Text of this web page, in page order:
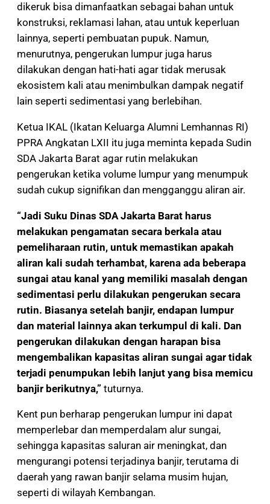
dikeruk bisa dimanfaatkan sebagai bahan untuk
konstruksi, reklamasi lahan, atau untuk keperluan
lainnya, seperti pembuatan pupuk. Namun,
menurutnya, pengerukan lumpur juga harus
dilakukan dengan hati-hati agar tidak merusak
ekosistem kali atau menimbulkan dampak negatif
lain seperti sedimentasi yang berlebihan.
Ketua IKAL (Ikatan Keluarga Alumni Lemhannas RI)
PPRA Angkatan LXII itu juga meminta kepada Sudin
SDA Jakarta Barat agar rutin melakukan
pengerukan ketika volume lumpur yang menumpuk
sudah cukup signifikan dan mengganggu aliran air.
“Jadi Suku Dinas SDA Jakarta Barat harus
melakukan pengamatan secara berkala atau
pemeliharaan rutin, untuk memastikan apakah
aliran kali sudah terhambat, karena ada beberapa
sungai atau kanal yang memiliki masalah dengan
sedimentasi perlu dilakukan pengerukan secara
rutin. Biasanya setelah banjir, endapan lumpur
dan material lainnya akan terkumpul di kali. Dan
pengerukan dilakukan dengan harapan bisa
mengembalikan kapasitas aliran sungai agar tidak
terjadi penumpukan lebih lanjut yang bisa memicu
banjir berikutnya,” tuturnya.
Kent pun berharap pengerukan lumpur ini dapat
memperlebar dan memperdalam alur sungai,
sehingga kapasitas saluran air meningkat, dan
mengurangi potensi terjadinya banjir, terutama di
daerah yang rawan banjir selama musim hujan,
seperti di wilayah Kembangan.